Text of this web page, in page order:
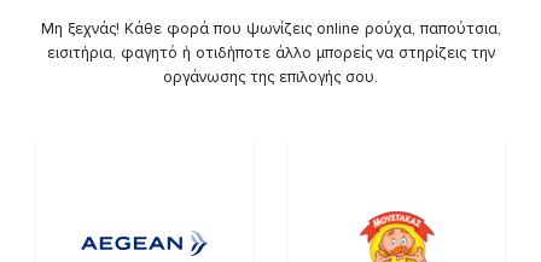
Μη ξεχνάς! Κάθε φορά που ψωνίζεις online ρούχα, παπούτσια,
εισιτήρια, φαγητό ή οτιδήποτε άλλο μπορείς να στηρίζεις την
οργάνωσης της επιλογής σου.